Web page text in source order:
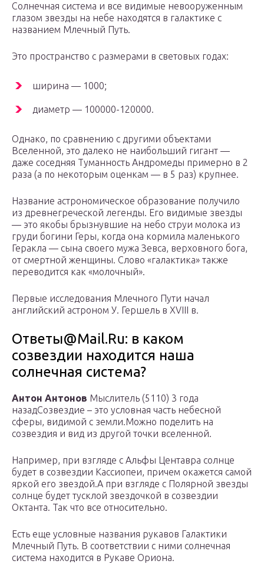
Солнечная система и все видимые невооруженным
глазом звезды на небе находятся в галактике с
названием Млечный Путь.
Это пространство с размерами в световых годах:
ширина — 1000;
диаметр — 100000-120000.
Однако, по сравнению с другими объектами
Вселенной, это далеко не наибольший гигант —
даже соседняя Туманность Андромеды примерно в 2
раза (а по некоторым оценкам — в 5 раз) крупнее.
Название астрономическое образование получило
из древнегреческой легенды. Его видимые звезды
— это якобы брызнувшие на небо струи молока из
груди богини Геры, когда она кормила маленького
Геракла — сына своего мужа Зевса, верховного бога,
от смертной женщины. Слово «галактика» также
переводится как «молочный».
Первые исследования Млечного Пути начал
английский астроном У. Гершель в XVIII в.
Ответы@Mail.Ru: в каком
созвездии находится наша
солнечная система?
Антон Антонов Мыслитель (5110) 3 года
назадСозвездие – это условная часть небесной
сферы, видимой с земли.Можно поделить на
созвездия и вид из другой точки вселенной.
Например, при взгляде с Альфы Центавра солнце
будет в созвездии Кассиопеи, причем окажется самой
яркой его звездой.А при взгляде с Полярной звезды
солнце будет тусклой звездочкой в созвездии
Октанта. Так что все относительно.
Есть еще условные названия рукавов Галактики
Млечный Путь. В соответствии с ними солнечная
система находится в Рукаве Ориона.